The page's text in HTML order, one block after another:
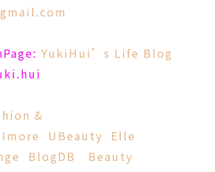
YukiHui’s Life Blog
&
Imore UBeauty
Elle
BlogDB
Beauty